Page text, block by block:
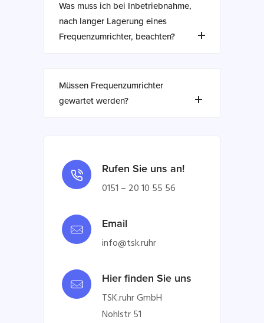
Was muss ich bei Inbetriebnahme,
nach langer Lagerung eines
Frequenzumrichter, beachten?
Müssen Frequenzumrichter
gewartet werden?
Rufen Sie uns an!
0151 – 20 10 55 56
Email
info@tsk.ruhr
Hier finden Sie uns
TSK.ruhr GmbH
Nohlstr 51